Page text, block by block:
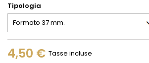
Tipologia
4,50 € Tasse incluse